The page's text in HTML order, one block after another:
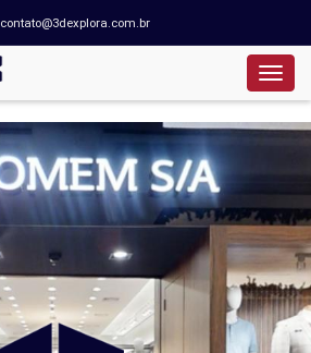
contato@3dexplora.com.br